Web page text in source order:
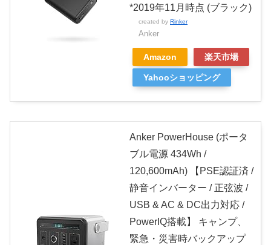
*2019年11月時点 (ブラック)
created by Rinker
Anker
Amazon 楽天市場
Yahooショッピング
Anker PowerHouse (ポータ
ブル電源 434Wh /
120,600mAh) 【PSE認証済 /
静音インバーター / 正弦波 /
USB & AC & DC出力対応 /
PowerIQ搭載】 キャンプ、
緊急・災害時バックアップ